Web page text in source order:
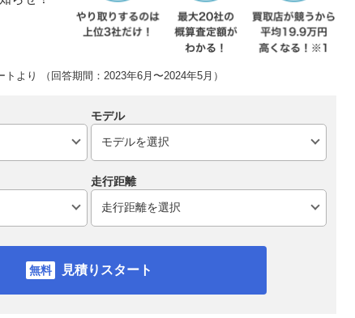
より （回答期間：2023年6月〜2024年5月）
モデル
走行距離
見積りスタート